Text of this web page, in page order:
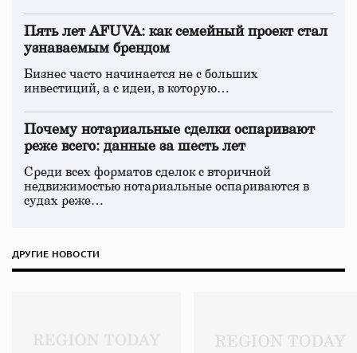
Пять лет AFUVA: как семейный проект стал
узнаваемым брендом
Бизнес часто начинается не с больших
инвестиций, а с идеи, в которую…
Почему нотариальные сделки оспаривают
реже всего: данные за шесть лет
Среди всех форматов сделок с вторичной
недвижимостью нотариальные оспариваются в
судах реже…
ДРУГИЕ НОВОСТИ